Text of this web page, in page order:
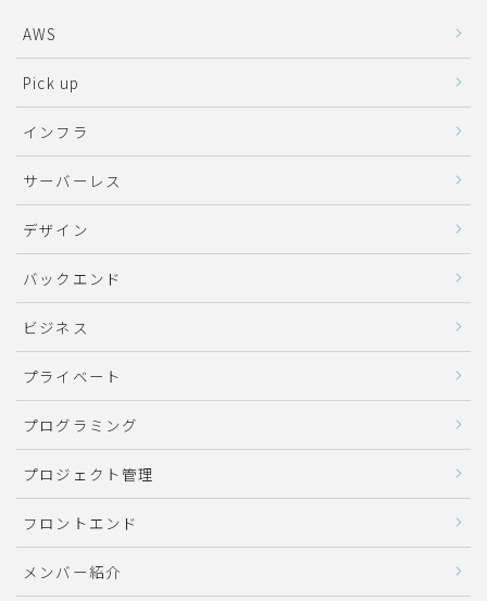
AWS
Pick up
インフラ
サーバーレス
デザイン
バックエンド
ビジネス
プライベート
プログラミング
プロジェクト管理
フロントエンド
メンバー紹介